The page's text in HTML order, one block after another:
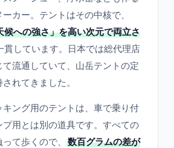
カー。テントはその中核で、
候への強さ」を高い次元で両立さ
貫しています。日本では総代理店
流通していて、山岳テントの定
れてきました。
ング用のテントは、車で乗り付
用とは別の道具です。すべての
て歩くので、
数百グラムの差が